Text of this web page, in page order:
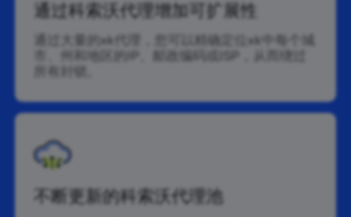
通过科索沃代理增加可扩展性
通过大量的xk代理，您可以精确定位xk中每个城
市、州和地区的IP、邮政编码或ISP，从而绕过
不断更新的科索沃代理池